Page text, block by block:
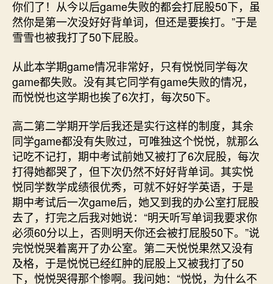
你们了！从今以后game失败的都会打屁股50下，虽
然你是第一次没好好背单词，但还是要挨打。”于是
雪雪也被我打了50下屁股。
从此本学期game情况非常好，只有悦悦同学每次
game都失败。没有其它同学有game失败的情况，
而悦悦也这学期也挨了6次打，每次50下。
高二第二学期开学后我还是实行这样的制度，其余
同学game都没有失败过，可唯独这个悦悦，就那么
记吃不记打，期中考试前她又被打了6次屁股，每次
打得她都哭了，但下次仍然不好好背单词。其实悦
悦同学数学成绩很优秀，可就不好好学英语，于是
期中考试后一次game后，她又到我的办公室打屁股
去了，打完之后我对她说：“明天听写单词我要求你
必须60分以上，否则明天你还会被打屁股50下。”说
完悦悦哭着离开了办公室。第二天悦悦果然又没有
及格，于是悦悦已经红肿的屁股上又被我打了50
下，悦悦哭得那个惨啊。我问她：“悦悦，为什么不